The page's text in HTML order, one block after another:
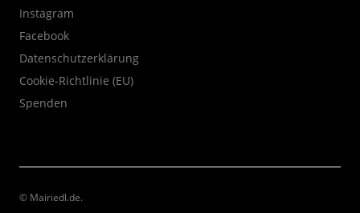
Instagram
Facebook
Datenschutzerklärung
Cookie-Richtlinie (EU)
Spenden
© Mairiedl.de